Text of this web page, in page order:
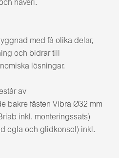
haveri.
med få olika delar,
och bidrar till
lösningar.
av
bakre fästen Vibra Ø32 mm
inkl. monteringssats)
ögla och glidkonsol) inkl.